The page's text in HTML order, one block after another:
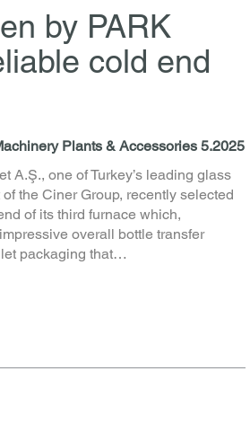
by PARK
cold end
Plants & Accessories 5.2025
A.Ş., one of Turkey’s leading glass
the Ciner Group, recently selected
of its third furnace which,
overall bottle transfer
packaging that…